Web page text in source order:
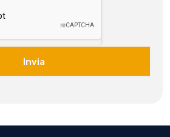
Invia